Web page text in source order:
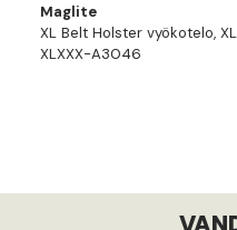
Maglite
XL Belt Holster vyökotelo,
XLXXX-A3046